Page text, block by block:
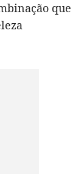
que